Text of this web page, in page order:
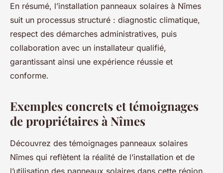
En résumé, l’installation panneaux solaires à Nîmes
suit un processus structuré : diagnostic climatique,
respect des démarches administratives, puis
collaboration avec un installateur qualifié,
garantissant ainsi une expérience réussie et
conforme.
Exemples concrets et témoignages
de propriétaires à Nîmes
Découvrez des témoignages panneaux solaires
Nîmes qui reflètent la réalité de l’installation et de
l’utilisation des panneaux solaires dans cette région.